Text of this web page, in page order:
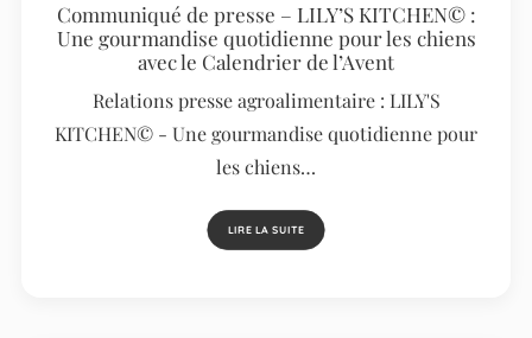
Communiqué de presse – LILY’S KITCHEN© :
Une gourmandise quotidienne pour les chiens
avec le Calendrier de l’Avent
Relations presse agroalimentaire : LILY'S
KITCHEN© - Une gourmandise quotidienne pour
les chiens…
LIRE LA SUITE